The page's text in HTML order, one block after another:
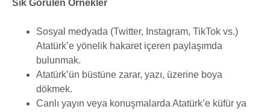
Sık Görülen Örnekler
Sosyal medyada (Twitter, Instagram, TikTok vs.)
Atatürk’e yönelik hakaret içeren paylaşımda
bulunmak.
Atatürk’ün büstüne zarar, yazı, üzerine boya
dökmek.
Canlı yayın veya konuşmalarda Atatürk’e küfür ya